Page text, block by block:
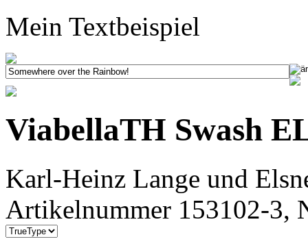
Mein Textbeispiel
ViabellaTH Swash
Karl-Heinz Lange und
Artikelnummer 153102-3,